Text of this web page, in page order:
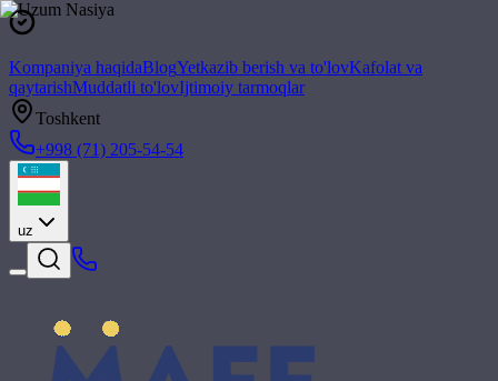
Kompaniya haqidaBlogYetkazib berish va to'lovKafolat va
qaytarishMuddatli to'lovIjtimoiy tarmoqlar
Toshkent
+998 (71) 205-54-54
uz